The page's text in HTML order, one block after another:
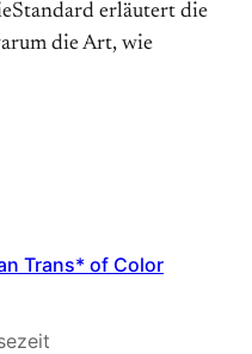
erläutert die
die Art, wie
Trans* of Color